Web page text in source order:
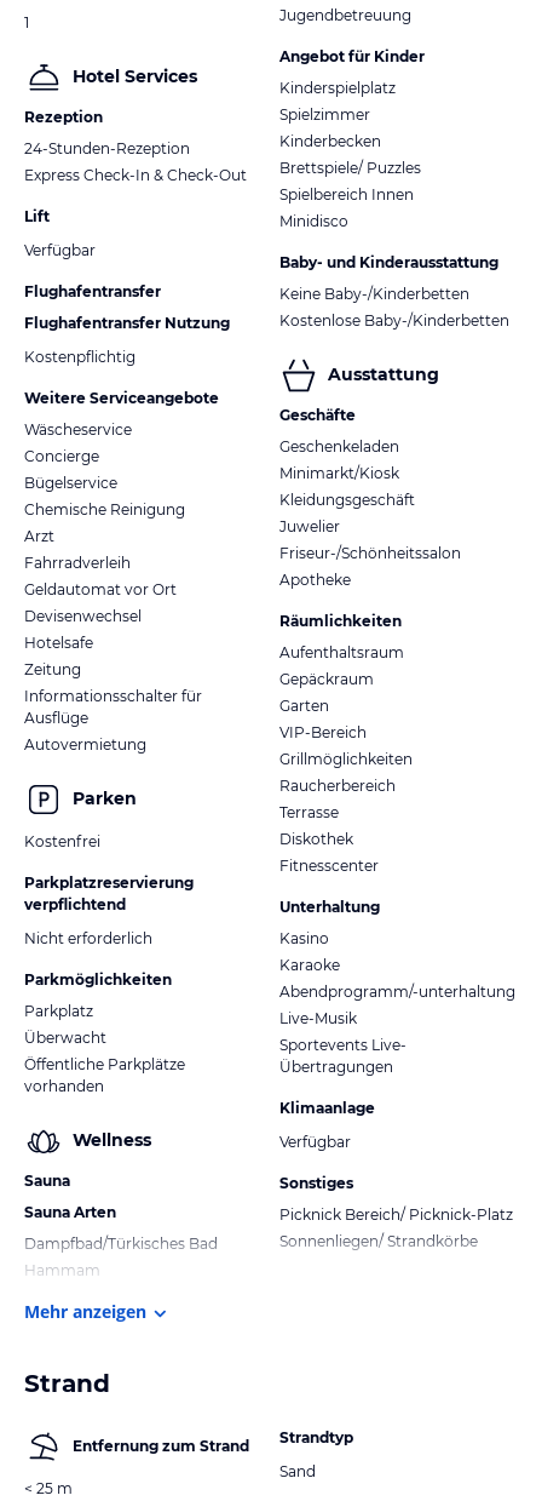
1
Hotel Services
Rezeption
24-Stunden-Rezeption
Express Check-In & Check-Out
Lift
Verfügbar
Flughafentransfer
Flughafentransfer Nutzung
Kostenpflichtig
Weitere Serviceangebote
Wäscheservice
Concierge
Bügelservice
Chemische Reinigung
Arzt
Fahrradverleih
Geldautomat vor Ort
Devisenwechsel
Hotelsafe
Zeitung
Informationsschalter für
Ausflüge
Autovermietung
Parken
Kostenfrei
Parkplatzreservierung
verpflichtend
Nicht erforderlich
Parkmöglichkeiten
Parkplatz
Überwacht
Öffentliche Parkplätze
vorhanden
Wellness
Sauna
Sauna Arten
Dampfbad/Türkisches Bad
Hammam
Jugendbetreuung
Angebot für Kinder
Kinderspielplatz
Spielzimmer
Kinderbecken
Brettspiele/ Puzzles
Spielbereich Innen
Minidisco
Baby- und Kinderausstattung
Keine Baby-/Kinderbetten
Kostenlose Baby-/Kinderbetten
Ausstattung
Geschäfte
Geschenkeladen
Minimarkt/Kiosk
Kleidungsgeschäft
Juwelier
Friseur-/Schönheitssalon
Apotheke
Räumlichkeiten
Aufenthaltsraum
Gepäckraum
Garten
VIP-Bereich
Grillmöglichkeiten
Raucherbereich
Terrasse
Diskothek
Fitnesscenter
Unterhaltung
Kasino
Karaoke
Abendprogramm/-unterhaltung
Live-Musik
Sportevents Live-
Übertragungen
Klimaanlage
Verfügbar
Sonstiges
Picknick Bereich/ Picknick-Platz
Sonnenliegen/ Strandkörbe
Mehr anzeigen
Strand
Entfernung zum Strand
< 25 m
Strandtyp
Sand